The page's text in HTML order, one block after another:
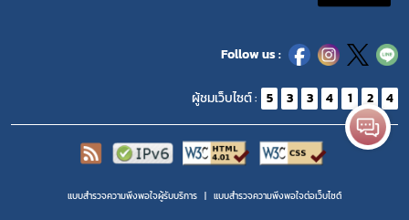
Follow us :
ผู้ชมเว็บไซต์ : 5 3 3 4 1 2 4
แบบสำรวจความพึงพอใจผู้รับบริการ แบบสำรวจความพีงพอใจต่อเว็บไซต์